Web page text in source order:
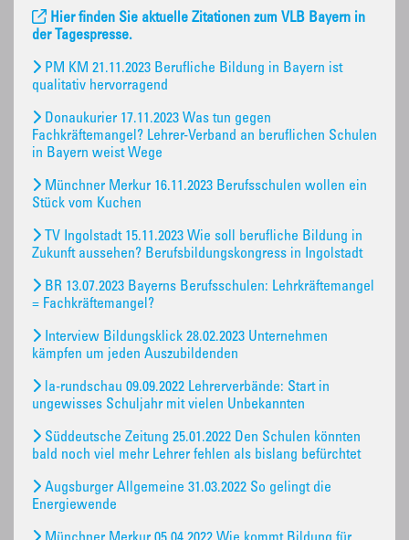
Hier finden Sie aktuelle Zitationen zum VLB Bayern in
der Tagespresse.
PM KM 21.11.2023 Berufliche Bildung in Bayern ist
qualitativ hervorragend
Donaukurier 17.11.2023 Was tun gegen
Fachkräftemangel? Lehrer-Verband an beruflichen Schulen
in Bayern weist Wege
Münchner Merkur 16.11.2023 Berufsschulen wollen ein
Stück vom Kuchen
TV Ingolstadt 15.11.2023 Wie soll berufliche Bildung in
Zukunft aussehen? Berufsbildungskongress in Ingolstadt
BR 13.07.2023 Bayerns Berufsschulen: Lehrkräftemangel
= Fachkräftemangel?
Interview Bildungsklick 28.02.2023 Unternehmen
kämpfen um jeden Auszubildenden
la-rundschau 09.09.2022 Lehrerverbände: Start in
ungewisses Schuljahr mit vielen Unbekannten
Süddeutsche Zeitung 25.01.2022 Den Schulen könnten
bald noch viel mehr Lehrer fehlen als bislang befürchtet
Augsburger Allgemeine 31.03.2022 So gelingt die
Energiewende